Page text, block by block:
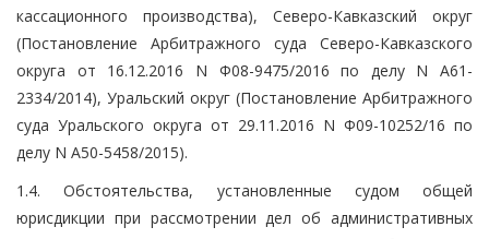
кассационного производства), Северо-Кавказский округ
(Постановление Арбитражного суда Северо-Кавказского
округа от 16.12.2016 N Ф08-9475/2016 по делу N А61-
2334/2014), Уральский округ (Постановление Арбитражного
суда Уральского округа от 29.11.2016 N Ф09-10252/16 по
делу N А50-5458/2015).
1.4. Обстоятельства, установленные судом общей
юрисдикции при рассмотрении дел об административных